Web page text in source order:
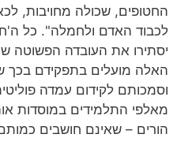
החטופים, שכולה מחויבות,
לכבוד האדם ולחמלה". כל
יסתירו את העובדה הפשוטה
האלה מועלים בתפקידם
וסמכותם לקידום עמדה
מאלפי התלמידים במוסדות
הורים – שאינם חושבים